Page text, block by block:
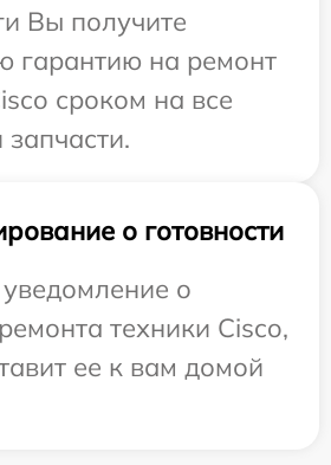
Вы получите
гарантию на ремонт
сроком на все
о готовности
о
техники Cisco,
ее к вам домой